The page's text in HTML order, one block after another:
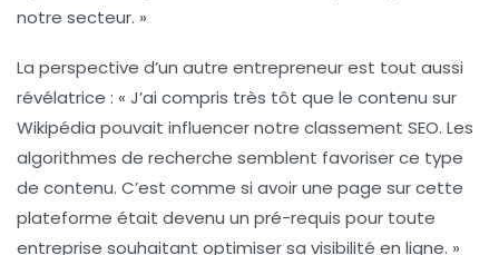
notre secteur. »
La perspective d’un autre entrepreneur est tout aussi
révélatrice : « J’ai compris très tôt que le contenu sur
Wikipédia pouvait influencer notre classement SEO. Les
algorithmes de recherche semblent favoriser ce type
de contenu. C’est comme si avoir une page sur cette
plateforme était devenu un pré-requis pour toute
entreprise souhaitant optimiser sa visibilité en ligne. »